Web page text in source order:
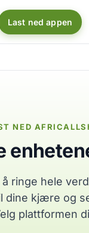
Last ned appen
NED
å ringe hele
dine kjære og
plattformen